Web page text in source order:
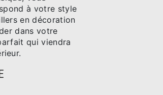
à votre style
en décoration
dans votre
qui viendra